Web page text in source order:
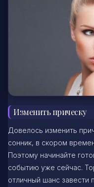
Изменить прическу
Довелось изменить
сонник, в скором
Поэтому начинайте
событию уже сейчас.
отличный шанс завести